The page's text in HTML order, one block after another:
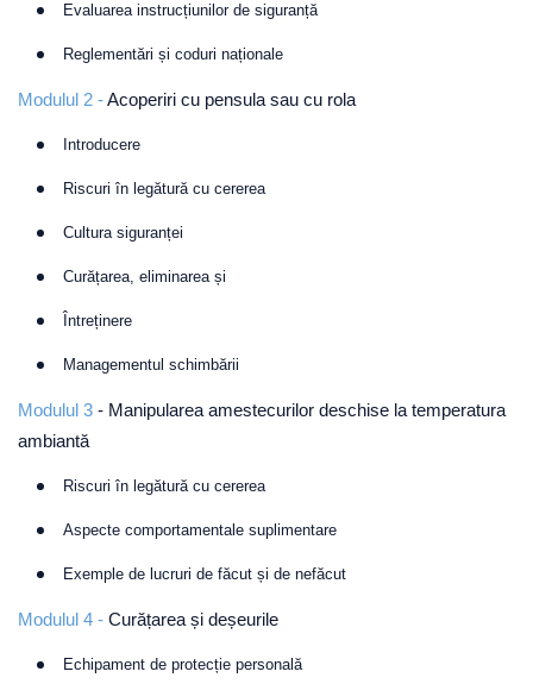
Evaluarea instrucțiunilor de siguranță
Reglementări și coduri naționale
Modulul 2 -Acoperiri cu pensula sau cu rola
Introducere
Riscuri în legătură cu cererea
Cultura siguranței
Curățarea, eliminarea și
Întreținere
Managementul schimbării
Modulul 3 - Manipularea amestecurilor deschise la temperatura
ambiantă
Riscuri în legătură cu cererea
Aspecte comportamentale suplimentare
Exemple de lucruri de făcut și de nefăcut
Modulul 4 - Curățarea și deșeurile
Echipament de protecție personală